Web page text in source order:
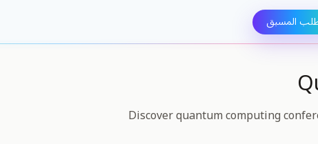
المسبق
Discover quantum computing